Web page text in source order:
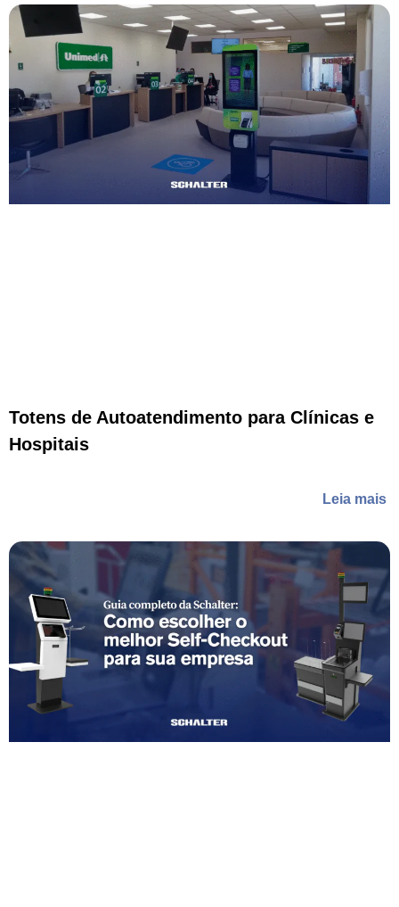
Totens de Autoatendimento para Clínicas e
Hospitais
Leia mais